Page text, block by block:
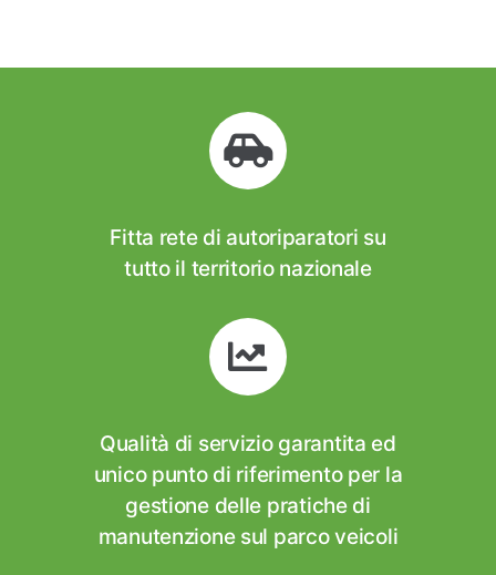
Fitta rete di autoriparatori su
tutto il territorio nazionale
Qualità di servizio garantita ed
unico punto di riferimento per la
gestione delle pratiche di
manutenzione sul parco veicoli